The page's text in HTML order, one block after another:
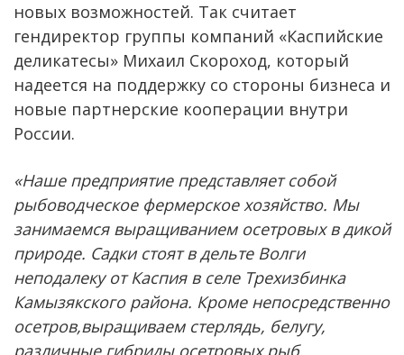
новых возможностей. Так считает
гендиректор группы компаний «Каспийские
деликатесы» Михаил Скороход, который
надеется на поддержку со стороны бизнеса и
новые партнерские кооперации внутри
России.
«Наше предприятие представляет собой
рыбоводческое фермерское хозяйство. Мы
занимаемся выращиванием осетровых в дикой
природе. Садки стоят в дельте Волги
неподалеку от Каспия в селе Трехизбинка
Камызякского района. Кроме непосредственно
осетров,выращиваем стерлядь, белугу,
различные гибриды осетровых рыб.